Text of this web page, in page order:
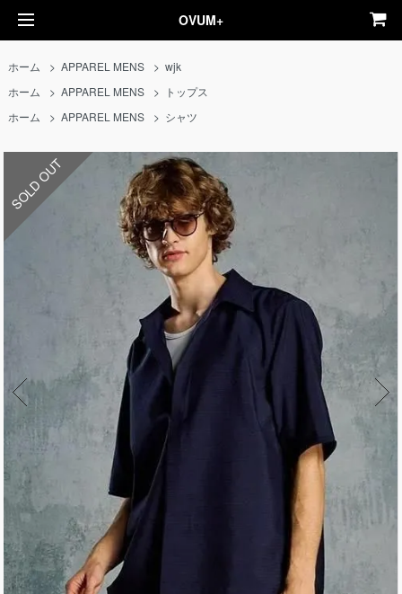
OVUM+
ホーム >APPAREL MENS >wjk
ホーム
>APPAREL MENS >
トップス
ホーム
>APPAREL MENS > シャツ
SOLD OUT